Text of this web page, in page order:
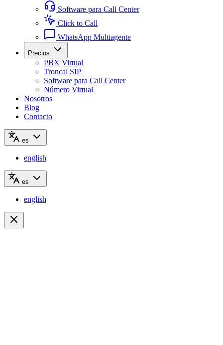
Software para Call Center
Click to Call
WhatsApp Multiagente
Precios
PBX Virtual
Troncal SIP
Software para Call Center
Número Virtual
Nosotros
Blog
Contacto
es
english
es
english